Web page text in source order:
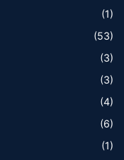
(1)
(53)
(3)
(3)
(4)
(6)
(1)